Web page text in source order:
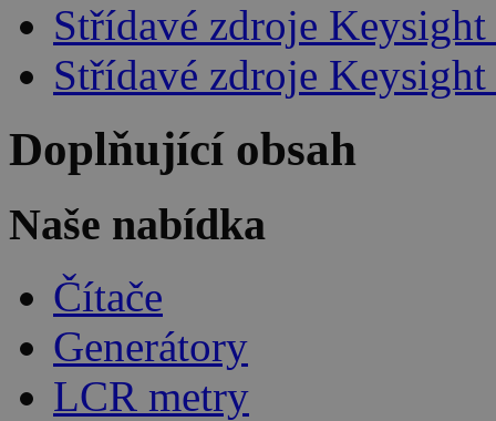
Střídavé zdroje
Střídavé zdroje
Doplňující obsah
Naše nabídka
Čítače
Generátory
LCR metry